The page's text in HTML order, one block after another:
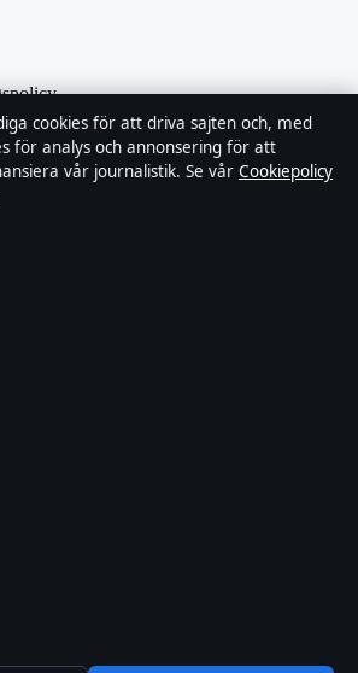
cookies för att driva sajten och, med
för analys och annonsering för att
vår journalistik. Se vår Cookiepolicy